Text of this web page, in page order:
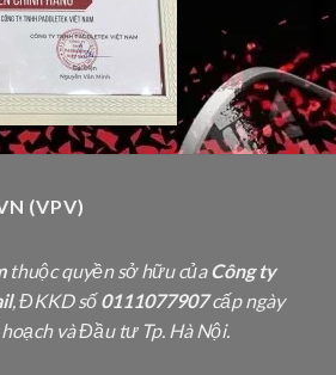
(VPV)
thuộc quyền sở hữu củaCông ty
, ĐKKD số0111077907cấp ngày
và Đầu tư Tp. Hà Nội.